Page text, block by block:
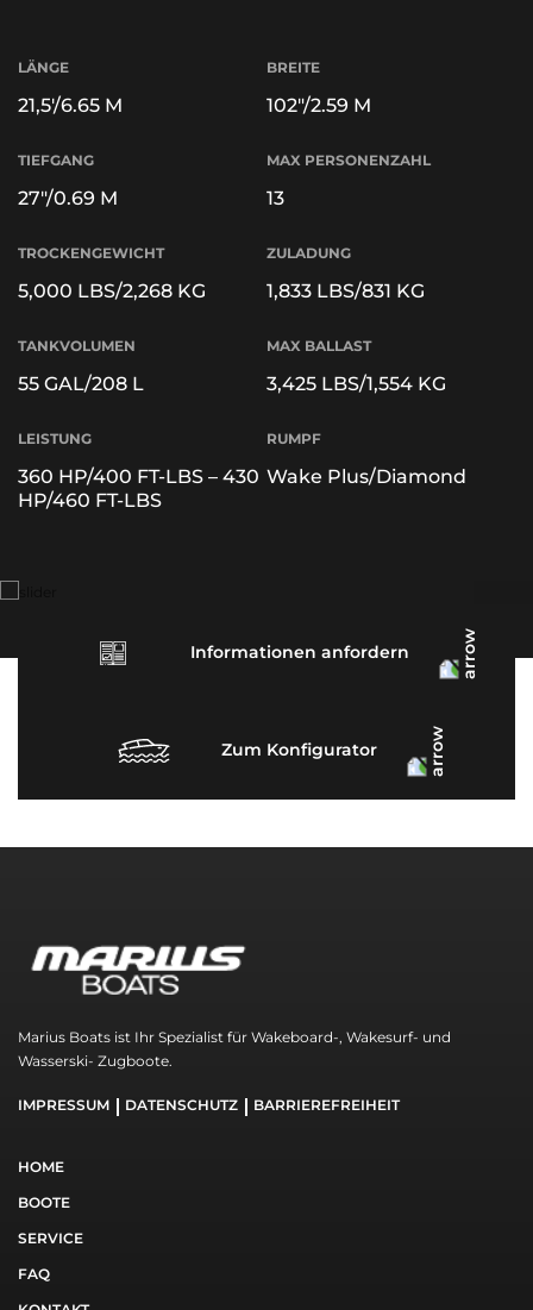
LÄNGE
21,5'/6.65 M
BREITE
102"/2.59 M
TIEFGANG
27"/0.69 M
MAX PERSONENZAHL
13
TROCKENGEWICHT
5,000 LBS/2,268 KG
ZULADUNG
1,833 LBS/831 KG
TANKVOLUMEN
55 GAL/208 L
MAX BALLAST
3,425 LBS/1,554 KG
LEISTUNG
360 HP/400 FT-LBS – 430
HP/460 FT-LBS
RUMPF
Wake Plus/Diamond
Informationen anfordern
Zum Konfigurator
Marius Boats ist Ihr Spezialist für Wakeboard-, Wakesurf- und
Wasserski- Zugboote.
IMPRESSUM DATENSCHUTZ BARRIEREFREIHEIT
HOME
BOOTE
SERVICE
FAQ